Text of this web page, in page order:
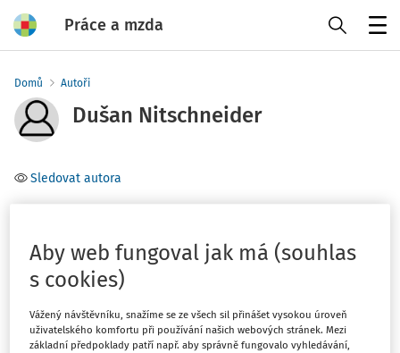
Práce a mzda
Domů Autoři
Dušan Nitschneider
Sledovat autora
Téma
Pracovní poměr(1)
Aby web fungoval jak má (souhlas
s cookies)
Vážený návštěvníku, snažíme se ze všech sil přinášet vysokou úroveň
uživatelského komfortu při používání našich webových stránek. Mezi
základní předpoklady patří např. aby správně fungovalo vyhledávání,